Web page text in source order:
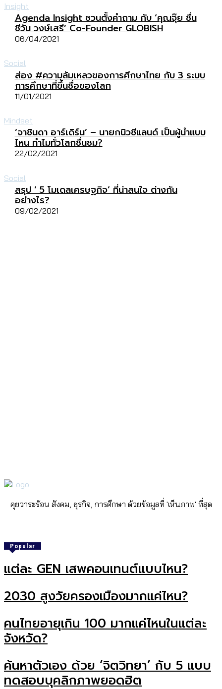
Insight
Agenda Insight ชวนตั้งคำถาม กับ ‘คุณจุ๊ย ชื่น
ชีวัน วงษ์เสรี’ Co-Founder GLOBISH
06/04/2021
Social
ส่อง #ความล้มเหลวของการศึกษาไทย กับ 3 ระบบ
การศึกษาที่ขึ้นชื่อของโลก
11/01/2021
Mindset
‘จาซินดา อาร์เดิร์น’ – นายกนิวซีแลนด์ เป็นผู้นำแบบ
ไหน ทำไมทั่วโลกชื่นชม?
22/02/2021
Social
สรุป ‘ 5 โมเดลเศรษฐกิจ’ ที่น่าสนใจ ต่างกัน
อย่างไร?
09/02/2021
คุยวาระร้อน สังคม, ธุรกิจ, การศึกษา ด้วยข้อมูลที่ 'เห็นภาพ' ที่สุด
Popular
แต่ละ GEN เสพคอนเทนต์แบบไหน?
2030 สูงวัยครองเมืองมากแค่ไหน?
คนไทยอายุเกิน 100 มากแค่ไหนในแต่ละ
จังหวัด?
ค้นหาตัวเอง ด้วย ‘จิตวิทยา’ กับ 5 แบบ
ทดสอบบุคลิกภาพยอดฮิต